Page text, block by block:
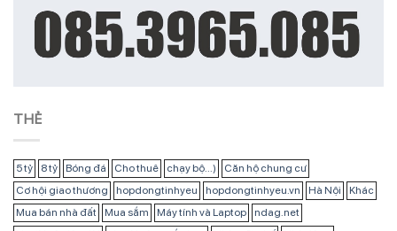
THẺ
5 tỷ 8 tỷ Bóng đá Cho thuê chạy bộ...)
Căn hộ chung cư
Cơ hội giao thương
hopdongtinhyeu hopdongtinhyeu.vn Hà Nội
Khác
Mua bán nhà đất
Mua sắm Máy tính và Laptop
ndag.net